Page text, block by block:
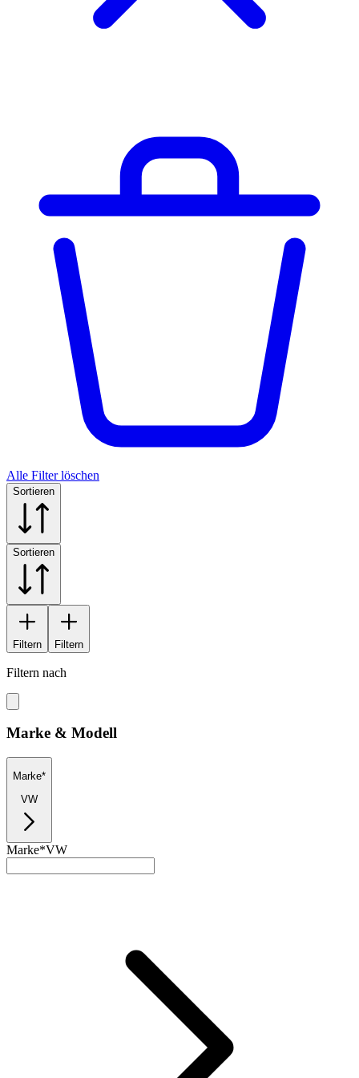
Alle Filter löschen
Sortieren
Sortieren
Filtern Filtern
Filtern nach
Marke & Modell
Marke*
VW
Marke*VW